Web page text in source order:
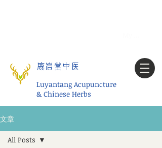
鹿岩堂中医
Luyantang Acupuncture
& Chinese Herbs
文章
All Posts